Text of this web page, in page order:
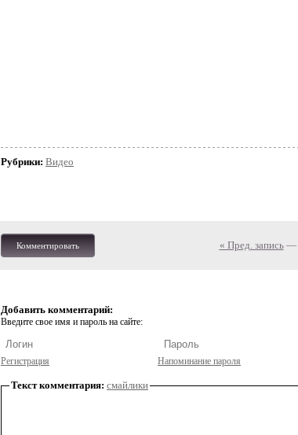
Рубрики: Видео
Комментировать « Пред. запись—
Добавить комментарий:
Введите свое имя и пароль на сайте:
Регистрация Напоминание пароля
Текст комментария: смайлики